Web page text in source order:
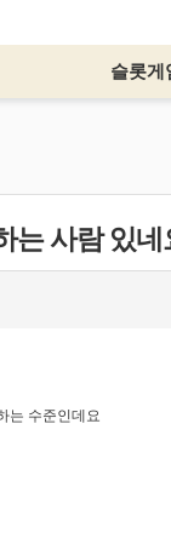
슬롯게
는 사람 있네
는 수준인데요